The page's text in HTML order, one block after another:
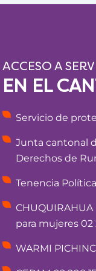
ACCESO A
EN EL
Servicio de
Junta cantonal
Derechos de
Tenencia
para mujeres 02
WARMI